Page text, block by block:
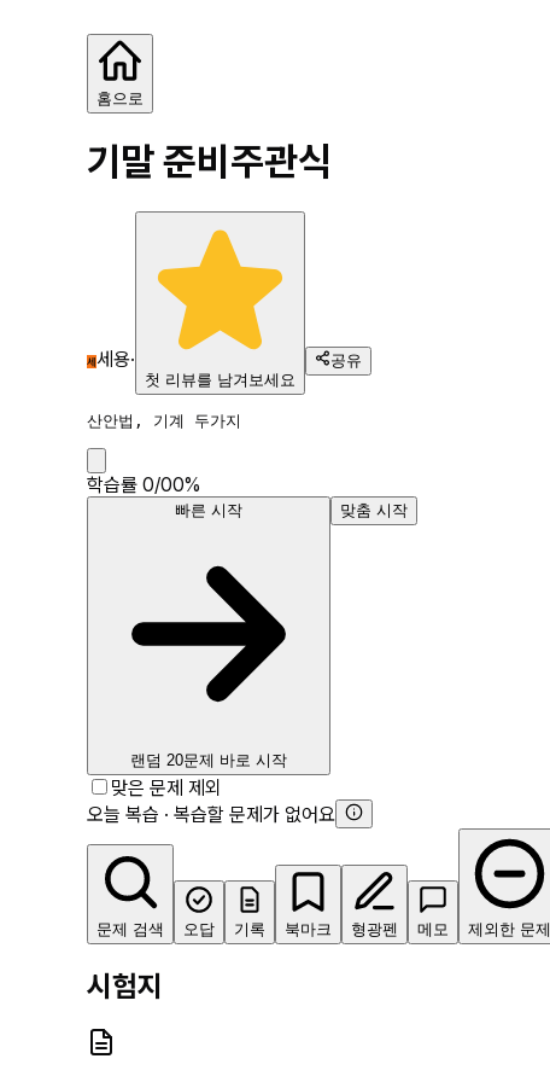
기말 준비
홈으로
기말 준비 주관식
세세용·
첫 리뷰를 남겨보세요
공유
산안법, 기계 두가지
학습률 0/00%
빠른 시작
랜덤 20문제 바로 시작
맞춤 시작
맞은 문제 제외
오늘 복습 · 복습할 문제가 없어요
문제 검색 오답 기록 북마크 형광펜 메모 제외한 문제
시험지